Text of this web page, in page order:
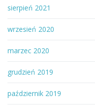
sierpień 2021
wrzesień 2020
marzec 2020
grudzień 2019
październik 2019